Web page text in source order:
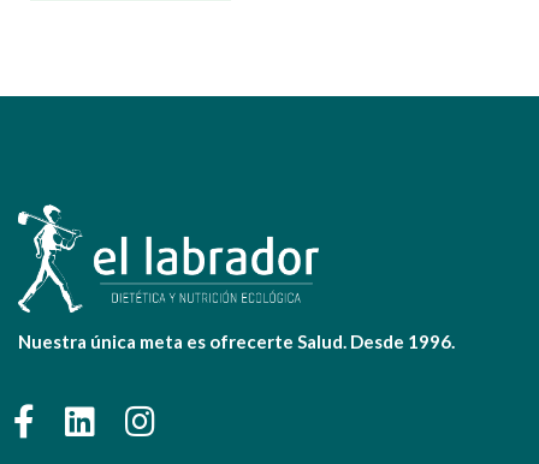
Nuestra única meta es ofrecerte Salud. Desde 1996.